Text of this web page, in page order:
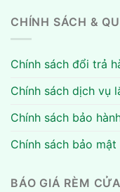
CHÍNH SÁCH &
Chính sách đổi trả
Chính sách dịch vụ
Chính sách bảo
Chính sách bảo mật
BÁO GIÁ RÈM CỬA